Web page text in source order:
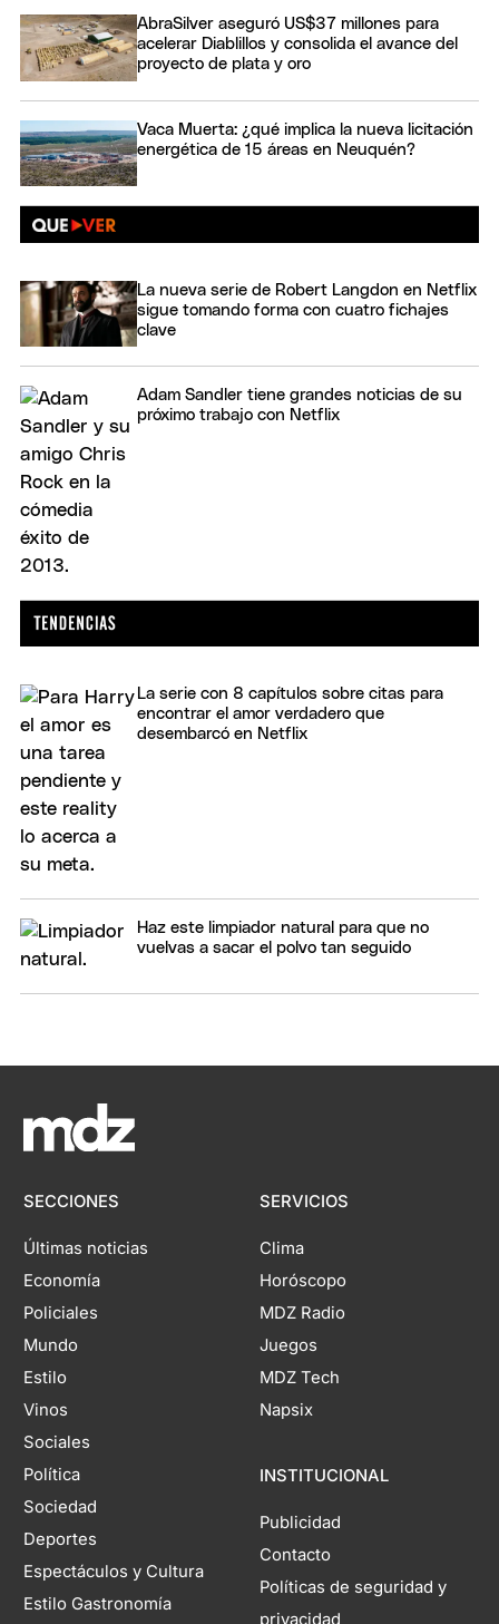
AbraSilver aseguró US$37 millones para
acelerar Diablillos y consolida el avance del
proyecto de plata y oro
Vaca Muerta: ¿qué implica la nueva licitación
energética de 15 áreas en Neuquén?
La nueva serie de Robert Langdon en Netflix
sigue tomando forma con cuatro fichajes
clave
Adam Sandler tiene grandes noticias de su
próximo trabajo con Netflix
La serie con 8 capítulos sobre citas para
encontrar el amor verdadero que
desembarcó en Netflix
Haz este limpiador natural para que no
vuelvas a sacar el polvo tan seguido
SECCIONES
Últimas noticias
Economía
Policiales
Mundo
Estilo
Vinos
Sociales
Política
Sociedad
Deportes
Espectáculos y Cultura
Estilo Gastronomía
SERVICIOS
Clima
Horóscopo
MDZ Radio
Juegos
MDZ Tech
Napsix
INSTITUCIONAL
Publicidad
Contacto
Políticas de seguridad y
privacidad